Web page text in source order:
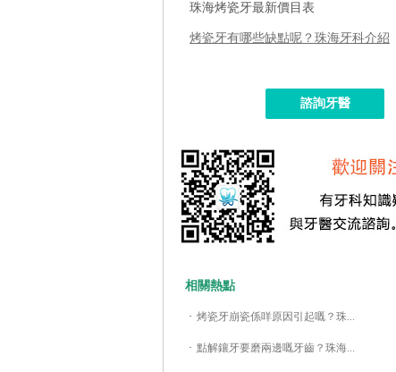
珠海烤瓷牙最新價目表
烤瓷牙有哪些缺點呢？珠海牙科介紹
諮詢牙醫
相關熱點
· 烤瓷牙崩瓷係咩原因引起嘅？珠...
· 點解鑲牙要磨兩邊嘅牙齒？珠海...